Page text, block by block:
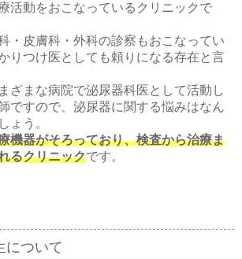
活動をおこなっているクリニックで
・皮膚科・外科の診察もおこなってい
りつけ医としても頼りになる存在と言
ざまな病院で泌尿器科医として活動し
ですので、泌尿器に関する悩みはなん
ょう。
機器がそろっており、検査から治療ま
るクリニックです。
について